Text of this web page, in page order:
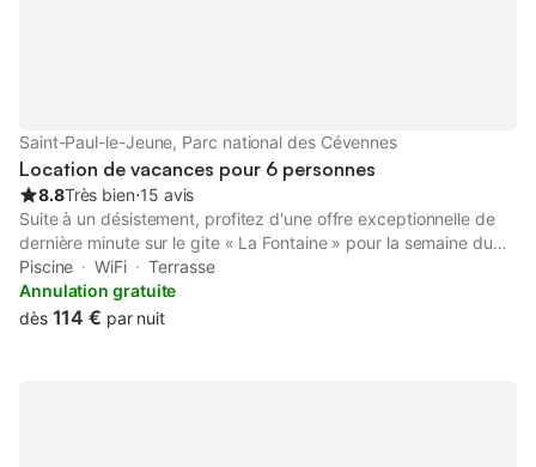
Saint-Paul-le-Jeune, Parc national des Cévennes
Location de vacances pour 6 personnes
8.8Très bien⋅15 avis
Suite à un désistement, profitez d'une offre exceptionnelle de
dernière minute sur le gite « La Fontaine » pour la semaine du
29 juillet au 5 août . Ce gîte pour 6 pers a conservé l’authenticité
des maisons ardéchoises. Il est sur 2 niveaux et ses murs épais
vous garantiront un peu fraicheur, recherchée en été.
Piscine WiFi
Terrasse
Annulation gratuite
dès 114 € par nuit